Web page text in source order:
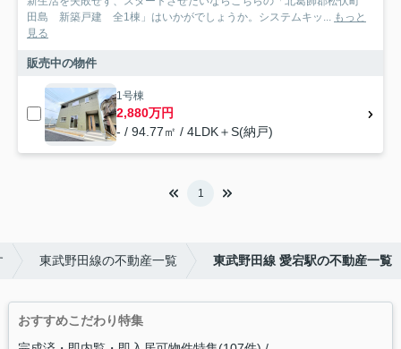
田島 新築戸建 全1棟」はいかがでしょうか。システムキッ...
もっと
見る
販売中の物件
1号棟
2,880万円
- / 94.77㎡ / 4LDK＋S(納戸)
1
東武野田線の不動産一覧 東武野田線 愛宕駅の不動産一覧
おすすめこだわり特集